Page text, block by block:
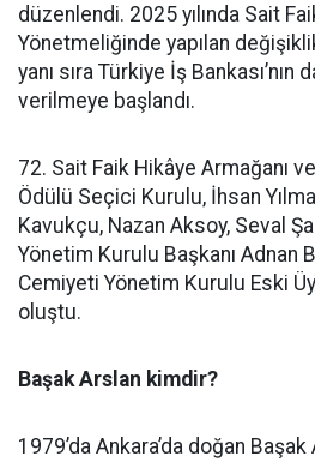
düzenlendi. 2025 yılında Sait
Yönetmeliğinde yapılan
yanı sıra Türkiye İş Bankası’nın
verilmeye başlandı.
72. Sait Faik Hikâye Armağanı
Ödülü Seçici Kurulu, İhsan
Kavukçu, Nazan Aksoy, Seval
Yönetim Kurulu Başkanı Adnan
Cemiyeti Yönetim Kurulu Eski
oluştu.
Başak Arslan kimdir?
1979’da Ankara’da doğan Başak